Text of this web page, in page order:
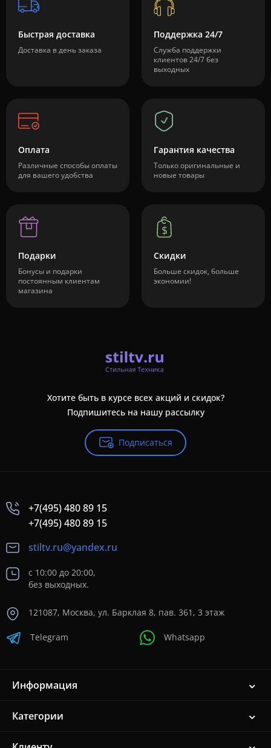
Быстрая доставка
Доставка в день заказа
Поддержка 24/7
Служба поддержки
клиентов 24/7 без
выходных
Оплата
Различные способы оплаты
для вашего удобства
Гарантия качества
Только оригинальные и
новые товары
Подарки
Бонусы и подарки
постоянным клиентам
магазина
Скидки
Больше скидок, больше
экономии!
Хотите быть в курсе всех акций и скидок?
Подпишитесь на нашу рассылку
Подписаться
+7(495) 480 89 15
+7(495) 480 89 15
stiltv.ru@yandex.ru
с 10:00 до 20:00,
без выходных.
121087, Москва, ул. Барклая 8, пав. 361, 3 этаж
Telegram Whatsapp
Информация
Категории